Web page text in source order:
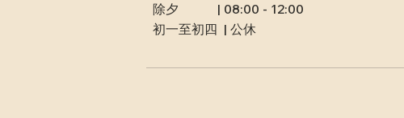
​除夕 | 08:00 - 12:00
初一至初四 | 公休